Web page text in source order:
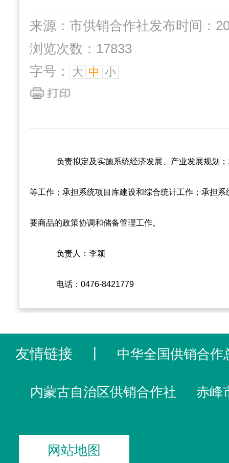
来源：市供销合作社发布时间：
浏览次数：17833
字号：
大 中 小
负责拟定及实施系统经济发展、产业发展规划
等工作；承担系统项目库建设和综合统计工作；承担
要商品的政策协调和储备管理工作。
负责人：李颖
电话：0476-8421779
友情链接 中华全国供销合作
内蒙古自治区供销合作社 赤峰
网站地图